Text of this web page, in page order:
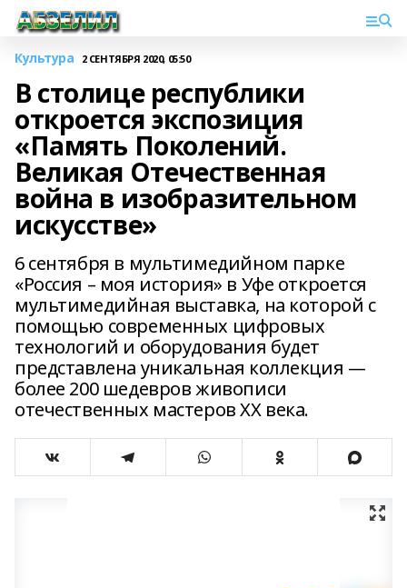
Культура 2 СЕНТЯБРЯ 2020, 05:50
В столице республики
откроется экспозиция
«Память Поколений.
Великая Отечественная
война в изобразительном
искусстве»
6 сентября в мультимедийном парке
«Россия – моя история» в Уфе откроется
мультимедийная выставка, на которой с
помощью современных цифровых
технологий и оборудования будет
представлена уникальная коллекция —
более 200 шедевров живописи
отечественных мастеров XX века.